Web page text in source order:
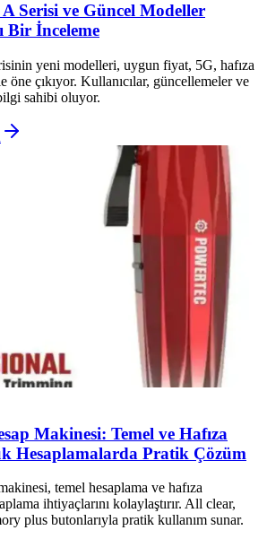
Serisi ve Güncel Modeller
Bir İnceleme
yeni modelleri, uygun fiyat, 5G, hafıza
çıkıyor. Kullanıcılar, güncellemeler ve
sahibi oluyor.
Makinesi: Temel ve Hafıza
Hesaplamalarda Pratik Çözüm
temel hesaplama ve hafıza
ihtiyaçlarını kolaylaştırır. All clear,
plus butonlarıyla pratik kullanım sunar.